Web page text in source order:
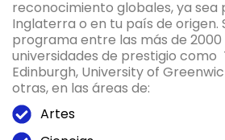
reconocimiento globales, ya sea
Inglaterra o en tu país de origen.
programa entre las más de
universidades de prestigio como
Edinburgh, University of
otras, en las áreas de:
Artes